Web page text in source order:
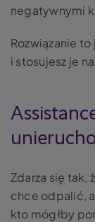
negatywnymi
Rozwiązanie
i stosujesz je
Zdarza się tak,
chce odpalić,
kto mógłby